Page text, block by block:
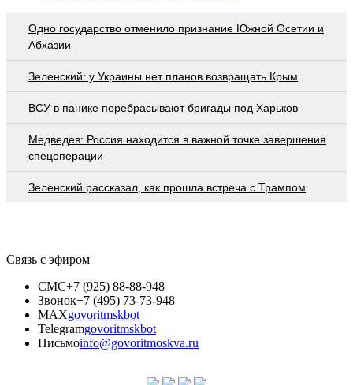
Одно государство отменило признание Южной Осетии и
Абхазии
Зеленский: у Украины нет планов возвращать Крым
ВСУ в панике перебрасывают бригады под Харьков
Медведев: Россия находится в важной точке завершения
спецоперации
Зеленский рассказал, как прошла встреча с Трампом
Связь с эфиром
СМС+7 (925) 88-88-948
Звонок+7 (495) 73-73-948
MAXgovoritmskbot
Telegramgovoritmskbot
Письмоinfo@govoritmoskva.ru